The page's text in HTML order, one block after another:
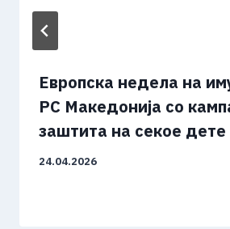
Европска недела на
РС Македонија со
заштита на секое дете
24.04.2026